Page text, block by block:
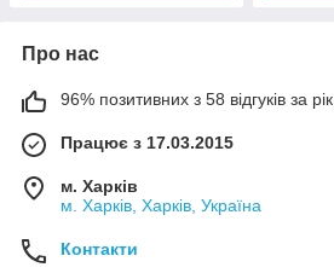
Про нас
96% позитивних з 58 відгуків за рік
Працює з 17.03.2015
м. Харків
м. Харків, Харків, Україна
Контакти